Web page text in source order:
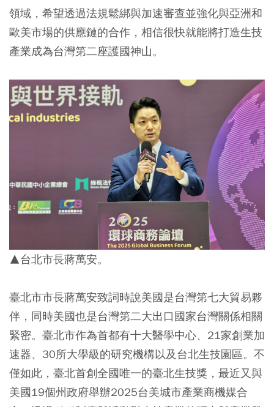
領域，希望透過法規鬆綁與加速審查並強化與亞洲和
歐美市場的供應鏈的合作，相信很快就能將打造生技
產業成為台灣第二座護國神山。
▲台北市長蔣萬安。
臺北市市長蔣萬安致詞時說美國是台灣第七大貿易夥
伴，同時美國也是台灣第二大出口國家台灣關係相關
緊密。臺北市作為首都有十大醫學中心、21家創業加
速器、30所大學級的研究機構以及台北生技園區。不
僅如此，臺北首創全國唯一的臺北生技獎，最近又與
美國19個州政府舉辦2025台美城市產業商機媒合